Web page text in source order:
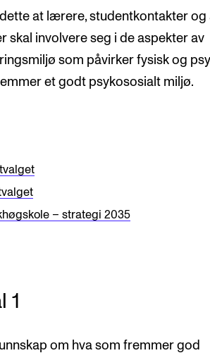
og plakat
at lærere, studentkontakter og
skal involvere seg i de aspekter av
som påvirker fysisk og
et godt psykososialt miljø.
– strategi 2035
1
om hva som fremmer god